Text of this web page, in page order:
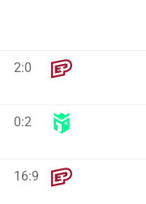
2:0
0:2
16:9